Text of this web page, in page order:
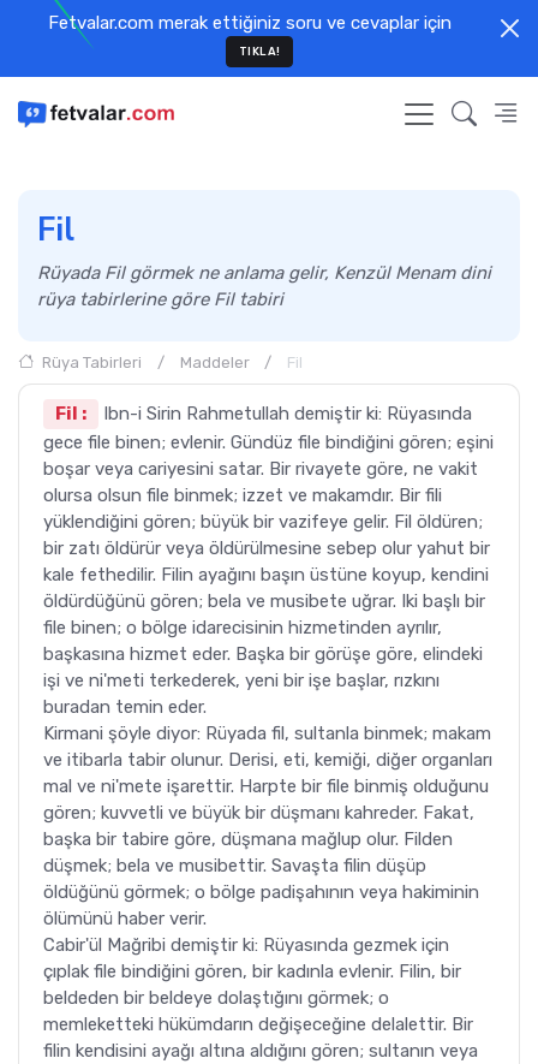
Fetvalar.com merak ettiğiniz soru ve cevaplar için
TIKLA!
Fil
Rüyada Fil görmek ne anlama gelir, Kenzül Menam dini
rüya tabirlerine göre Fil tabiri
Rüya Tabirleri Maddeler Fil
Fil :
Ibn-i Sirin Rahmetullah demiştir ki: Rüyasında
gece file binen; evlenir. Gündüz file bindiğini gören; eşini
boşar veya cariyesini satar. Bir rivayete göre, ne vakit
olursa olsun file binmek; izzet ve makamdır. Bir fili
yüklendiğini gören; büyük bir vazifeye gelir. Fil öldüren;
bir zatı öldürür veya öldürülmesine sebep olur yahut bir
kale fethedilir. Filin ayağını başın üstüne koyup, kendini
öldürdüğünü gören; bela ve musibete uğrar. Iki başlı bir
file binen; o bölge idarecisinin hizmetinden ayrılır,
başkasına hizmet eder. Başka bir görüşe göre, elindeki
işi ve ni'meti terkederek, yeni bir işe başlar, rızkını
buradan temin eder.
Kirmani şöyle diyor: Rüyada fil, sultanla binmek; makam
ve itibarla tabir olunur. Derisi, eti, kemiği, diğer organları
mal ve ni'mete işarettir. Harpte bir file binmiş olduğunu
gören; kuvvetli ve büyük bir düşmanı kahreder. Fakat,
başka bir tabire göre, düşmana mağlup olur. Filden
düşmek; bela ve musibettir. Savaşta filin düşüp
öldüğünü görmek; o bölge padişahının veya hakiminin
ölümünü haber verir.
Cabir'ül Mağribi demiştir ki: Rüyasında gezmek için
çıplak file bindiğini gören, bir kadınla evlenir. Filin, bir
beldeden bir beldeye dolaştığını görmek; o
memleketteki hükümdarın değişeceğine delalettir. Bir
filin kendisini ayağı altına aldığını gören; sultanın veya